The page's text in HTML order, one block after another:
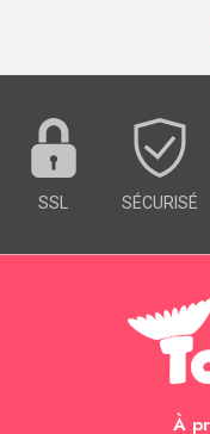
SSL SÉCURISÉ
À